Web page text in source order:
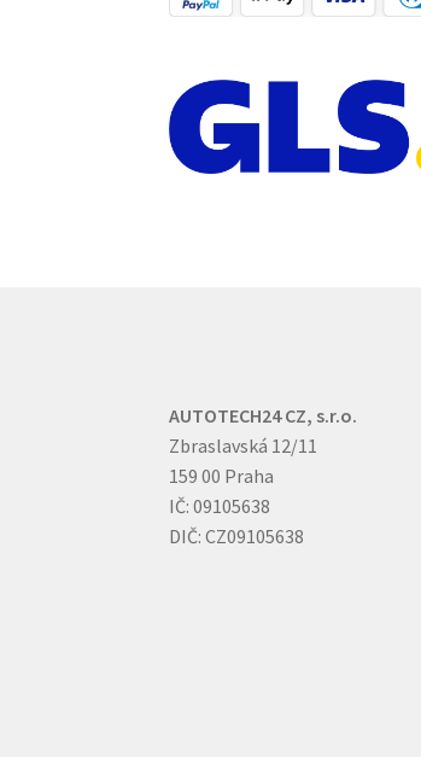
AUTOTECH24 CZ, s.r.o.
Zbraslavská 12/11
159 00 Praha
IČ: 09105638
DIČ: CZ09105638